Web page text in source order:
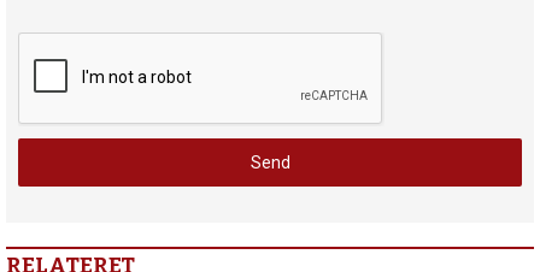
RELATERET